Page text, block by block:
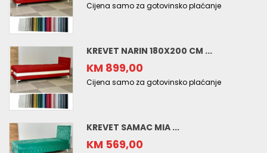
Cijena samo za gotovinsko plaćanje
KREVET NARIN 180X200 CM ...
KM 899,00
Cijena samo za gotovinsko plaćanje
KREVET SAMAC MIA ...
KM 569,00